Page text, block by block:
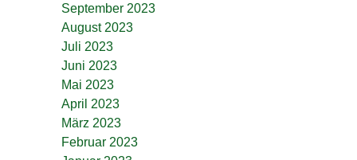
September 2023
August 2023
Juli 2023
Juni 2023
Mai 2023
April 2023
März 2023
Februar 2023